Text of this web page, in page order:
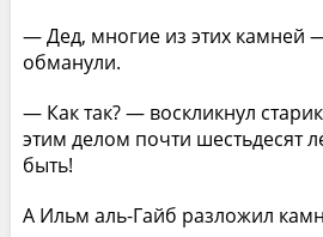
— Дед, многие из этих камней
обманули.
— Как так? — воскликнул
этим делом почти шестьдесят
быть!
А Ильм аль-Гайб разложил